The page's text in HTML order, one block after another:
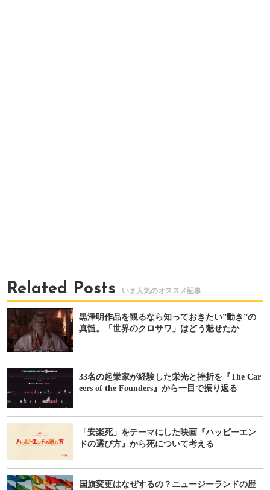
Related Posts
黒澤明作品を観るなら知っておきたい”動き”の
真髄。「世界のクロサワ」はどう魅せたか
33名の起業家が経験した栄光と挫折を『The Car
eers of the Founders』から一目で振り返る
「安楽死」をテーマにした映画『ハッピーエン
ドの選び方』から死について考える
国旗変更はなぜするの？ニュージーランドの歴